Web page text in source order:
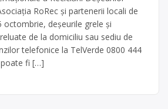
RoRec și partenerii locali de
octombrie, deșeurile grele și
de la domiciliu sau sediu de
telefonice la TelVerde 0800 444
fi […]